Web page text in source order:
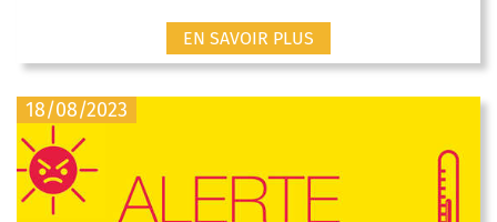
EN SAVOIR PLUS
18/08/2023